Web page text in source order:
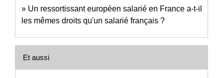
Un ressortissant européen salarié en France a-t-il
les mêmes droits qu'un salarié français ?
Et aussi